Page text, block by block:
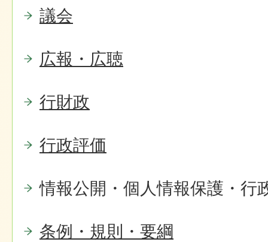
議会
広報・広聴
行財政
行政評価
情報公開・個人情報保護・行
条例・規則・要綱